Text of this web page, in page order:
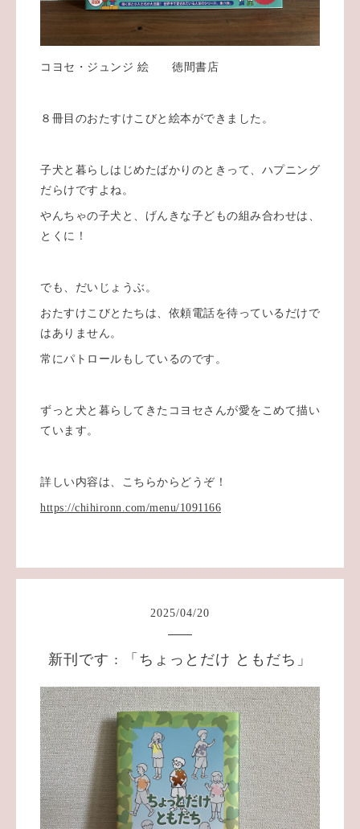
コヨセ・ジュンジ 絵 徳間書店
８冊目のおたすけこびと絵本ができました。
子犬と暮らしはじめたばかりのときって、ハプニング
だらけですよね。
やんちゃの子犬と、げんきな子どもの組み合わせは、
とくに！
でも、だいじょうぶ。
おたすけこびとたちは、依頼電話を待っているだけで
はありません。
常にパトロールもしているのです。
ずっと犬と暮らしてきたコヨセさんが愛をこめて描い
ています。
詳しい内容は、こちらからどうぞ！
https://chihironn.com/menu/1091166
2025/04/20
新刊です : 「ちょっとだけ ともだち」